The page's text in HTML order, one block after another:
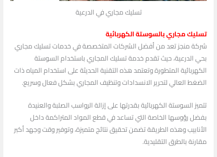
تسليك مجاري في الدرعية
تسليك مجاري بالسوستة الكهربائية
شركة منجز تعد من أفضل الشركات المتخصصة في خدمات تسليك مجاري
بحي الدرعية، حيث تقدم خدمة تسليك المجاري باستخدام السوستة
الكهربائية المتطورة وتعتمد هذه التقنية الحديثة على استخدام المياه ذات
الضغط العالي لتحرير الانسدادات وتنظيف المجاري بشكل فعال وسريع.
تتميز السوستة الكهربائية بقدرتها على إزالة الرواسب الصلبة والعنيدة
بفضل رؤوسها الخاصة التي تساعد في قطع المواد المتراكمة داخل
الأنابيب وهذه الطريقة تضمن تحقيق نتائج متميزة، وتوفير وقت وجهد أكبر
مقارنة بالطرق التقليدية.